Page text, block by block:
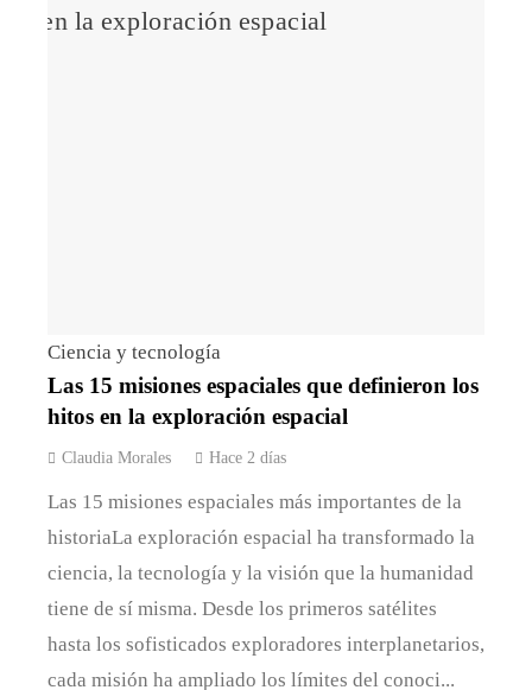
Ciencia y tecnología
Las 15 misiones espaciales que definieron los
hitos en la exploración espacial
Claudia Morales Hace 2 días
Las 15 misiones espaciales más importantes de la
historiaLa exploración espacial ha transformado la
ciencia, la tecnología y la visión que la humanidad
tiene de sí misma. Desde los primeros satélites
hasta los sofisticados exploradores interplanetarios,
cada misión ha ampliado los límites del conoci...